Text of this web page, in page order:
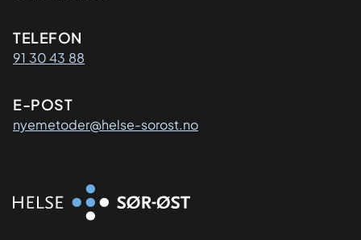
Kontaktinformasjon
TELEFON
91 30 43 88
E-POST
nyemetoder@helse-sorost.no
Organisasjon